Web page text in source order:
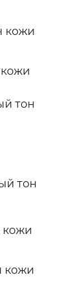
кожи
тон
тон
кожи
кожи